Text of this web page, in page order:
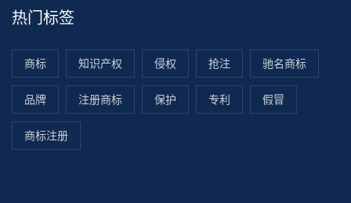
热门标签
商标 知识产权 侵权 抢注 驰名商标
品牌 注册商标 保护 专利 假冒
商标注册